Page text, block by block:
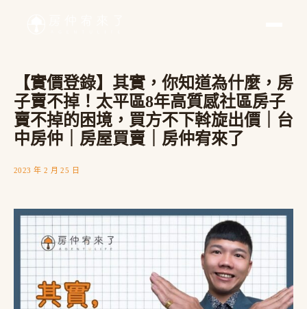
【實價登錄】其實，你知道為什麼，房
子賣不掉！太平區8年高質感社區房子
賣不掉的困境，買方不下斡旋出價｜台
中房仲｜房屋買賣｜房仲宥來了
2023 年 2 月 25 日